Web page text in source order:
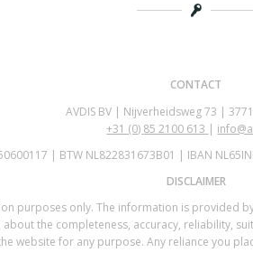
CONTACT
AVDIS BV | Nijverheidsweg 73 |
+31 (0) 85 2100 613 |
| BTW NL822831673B01 | IBAN
DISCLAIMER
purposes only. The information is provided
the completeness, accuracy, reliability,
website for any purpose. Any reliance you